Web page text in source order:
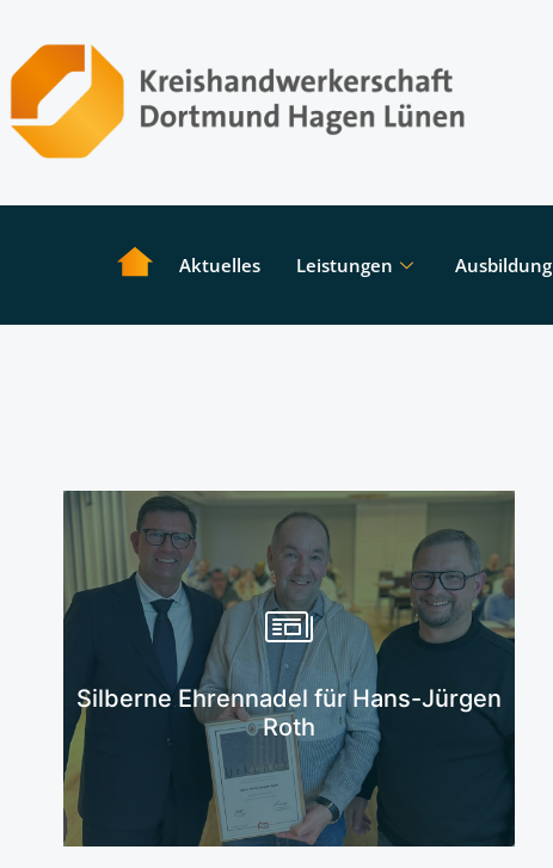
Aktuelles Leistungen Ausbildung
Silberne Ehrennadel für Hans-Jürgen
Roth
Mehr erfahren